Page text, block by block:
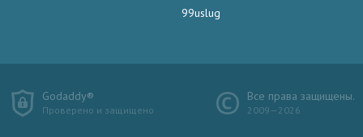
99uslug
Godaddy®
Проверено и защищено
Все права защищены.
2009—2026